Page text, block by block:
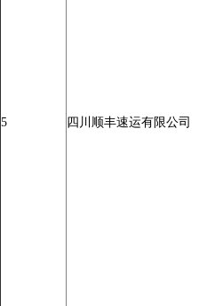
5 四川顺丰速运有限公司